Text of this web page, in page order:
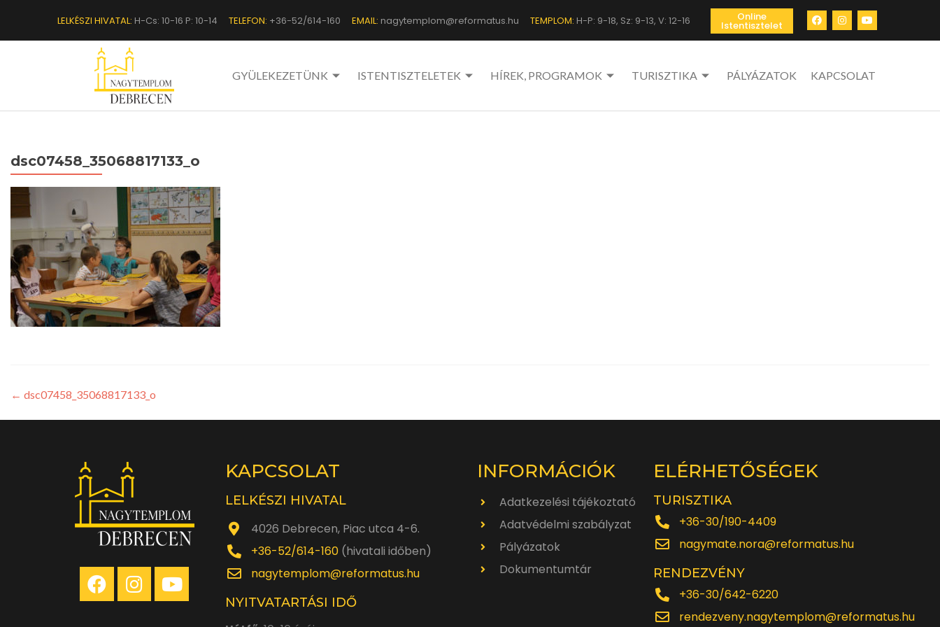
LELKÉSZI HIVATAL: H-Cs: 10-16 P: 10-14 TELEFON: +36-52/614-160 EMAIL: nagytemplom@reformatus.hu TEMPLOM: H-P: 9-18, Sz: 9-13, V: 12-16 Online
Istentisztelet
GYÜLEKEZETÜNK ISTENTISZTELETEK HÍREK, PROGRAMOK TURISZTIKA PÁLYÁZATOK KAPCSOLAT
dsc07458_35068817133_o
← dsc07458_35068817133_o
KAPCSOLAT
LELKÉSZI HIVATAL
4026 Debrecen, Piac utca 4-6.
+36-52/614-160 (hivatali időben)
nagytemplom@reformatus.hu
NYITVATARTÁSI IDŐ
INFORMÁCIÓK
Adatkezelési tájékoztató
Adatvédelmi szabályzat
Pályázatok
Dokumentumtár
ELÉRHETŐSÉGEK
TURISZTIKA
+36-30/190-4409
nagymate.nora@reformatus.hu
RENDEZVÉNY
+36-30/642-6220
rendezveny.nagytemplom@reformatus.hu